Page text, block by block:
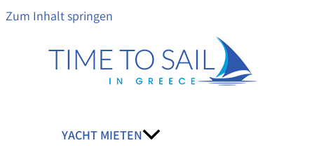
Zum Inhalt springen
YACHT MIETEN